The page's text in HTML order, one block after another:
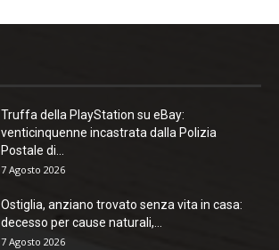
Truffa della PlayStation su eBay:
venticinquenne incastrata dalla Polizia
Postale di...
7 Agosto 2026
Ostiglia, anziano trovato senza vita in casa:
decesso per cause naturali,...
7 Agosto 2026